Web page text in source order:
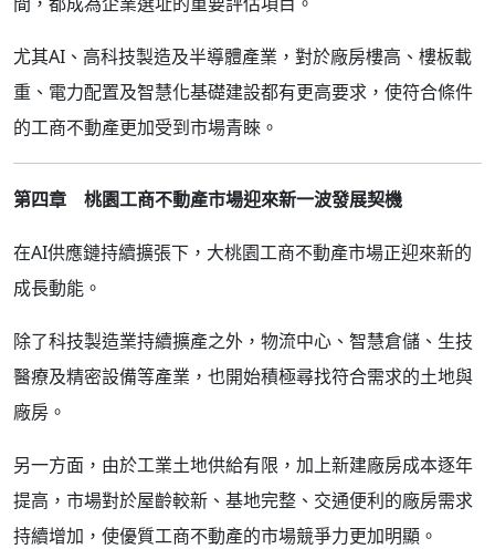
尤其AI、高科技製造及半導體產業，對於廠房樓高、樓板載
重、電力配置及智慧化基礎建設都有更高要求，使符合條件
的工商不動產更加受到市場青睞。
第四章 桃園工商不動產市場迎來新一波發展契機
在AI供應鏈持續擴張下，大桃園工商不動產市場正迎來新的
成長動能。
除了科技製造業持續擴產之外，物流中心、智慧倉儲、生技
醫療及精密設備等產業，也開始積極尋找符合需求的土地與
廠房。
另一方面，由於工業土地供給有限，加上新建廠房成本逐年
提高，市場對於屋齡較新、基地完整、交通便利的廠房需求
持續增加，使優質工商不動產的市場競爭力更加明顯。